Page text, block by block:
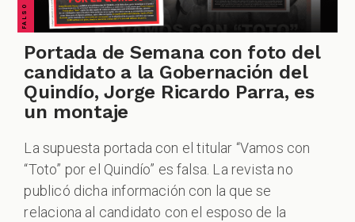
Portada de Semana con foto del
candidato a la Gobernación del
Quindío, Jorge Ricardo Parra, es
un montaje
La supuesta portada con el titular “Vamos con
“Toto” por el Quindío” es falsa. La revista no
publicó dicha información con la que se
relaciona al candidato con el esposo de la